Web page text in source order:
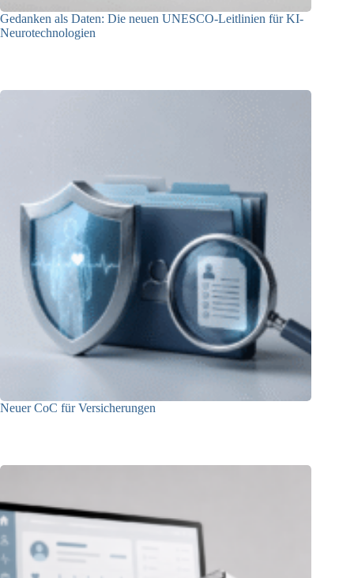
Gedanken als Daten: Die neuen UNESCO-Leitlinien für KI-
Neurotechnologien
Neuer CoC für Versicherungen